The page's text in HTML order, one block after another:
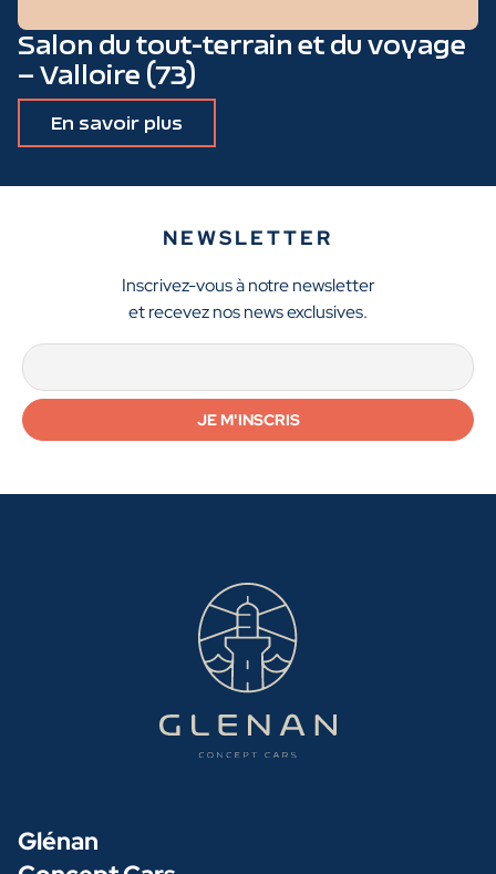
Salon du tout-terrain et du voyage
– Valloire (73)
En savoir plus
NEWSLETTER
Inscrivez-vous à notre newsletter
et recevez nos news exclusives.
Glénan